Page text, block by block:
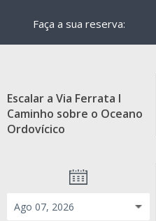
Faça a sua reserva:
Escalar a Via Ferrata I
Caminho sobre o Oceano
Ordovícico